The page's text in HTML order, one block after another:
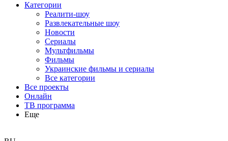
Категории
Реалити-шоу
Развлекательные шоу
Новости
Сериалы
Мультфильмы
Фильмы
Украинские фильмы и сериалы
Все категории
Все проекты
Онлайн
ТВ программа
Еще